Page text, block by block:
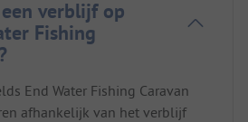
verblijf op
Fishing
End Water Fishing Caravan
afhankelijk van het verblijf